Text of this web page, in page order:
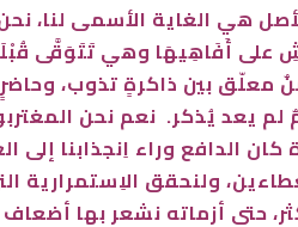
هي الغاية الأسمى لنا،
على أَفَاهِيهَا وهي تَتَوَقَّى
معلّق بين ذاكرةٍ تذوب،
لم يعد يُذكر. نعم نحن
الدافع وراء اِنجذابنا
ولنحقق الاِستمرارية
حتى أزماته نشعر بها